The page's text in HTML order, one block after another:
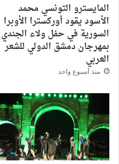
المايسترو التونسي محمد
الأسود يقود أوركسترا الأوبرا
السورية في حفل ولاء الجندي
بمهرجان دمشق الدولي للشعر
العربي
منذ أسبوع واحد